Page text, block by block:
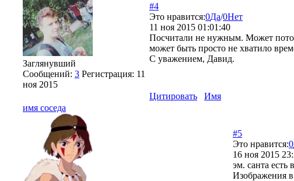
Заглянувший
Сообщений: 3 Регистрация: 11
ноя 2015
#4
Это нравится:0Да/0Нет
11 ноя 2015 01:01:40
Посчитали не нужным. Может
может быть просто не хватило
С уважением, Давид.
Цитировать
Имя
имя соседа
#5
Это нравится:0
16 ноя 2015
эм. санта есть
Изображения